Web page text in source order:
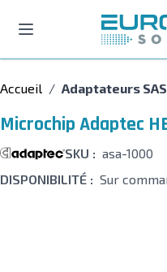
Accueil / Adaptateurs
Microchip Adaptec
SKU : asa-1000
DISPONIBILITÉ : Sur